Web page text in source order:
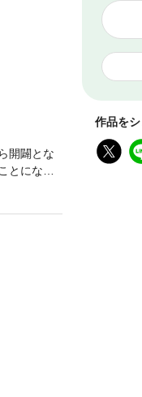
作品を
開闢とな
になる
ー!!